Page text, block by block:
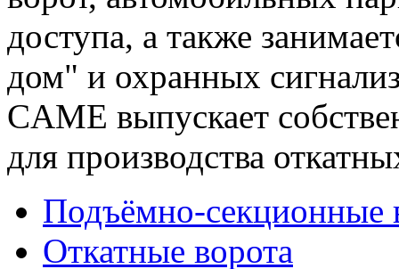
доступа, а также
дом" и охранных
CAME выпускает
для производства
Подъёмно-секционные
Откатные ворота